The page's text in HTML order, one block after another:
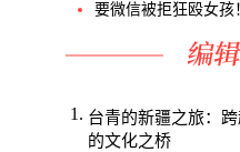
要微信被拒狂殴女孩
台青的新疆之旅：跨
的文化之桥